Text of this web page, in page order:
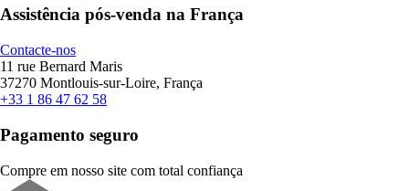
Assistência pós-venda na França
Contacte-nos
11 rue Bernard Maris
37270 Montlouis-sur-Loire, França
+33 1 86 47 62 58
Pagamento seguro
Compre em nosso site com total confiança